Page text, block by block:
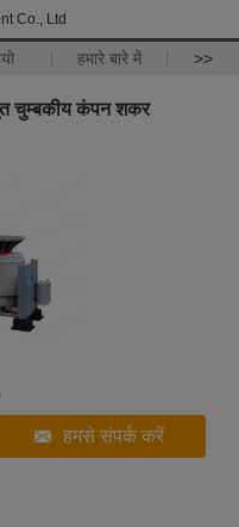
Co., Ltd
हमारे बारे में >>
चुम्बकीय कंपन शकर
हमसे संपर्क करें